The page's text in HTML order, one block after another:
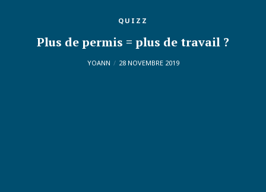
QUIZZ
Plus de permis = plus de travail ?
YOANN 28 NOVEMBRE 2019